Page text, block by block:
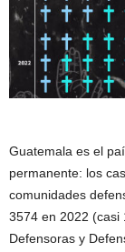
Guatemala es el
permanente: los
comunidades
3574 en 2022 (casi
Defensoras y